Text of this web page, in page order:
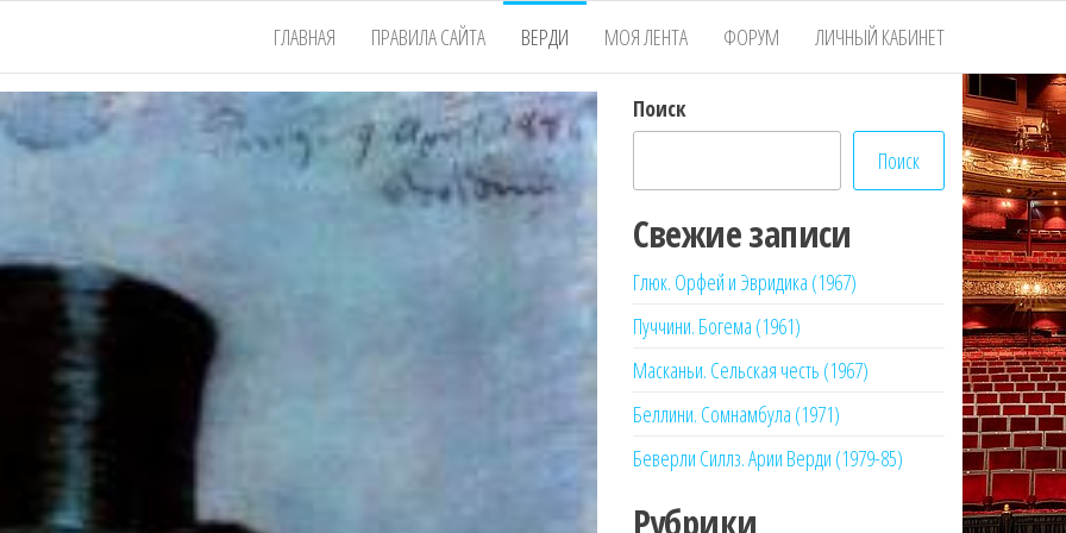
ГЛАВНАЯ ПРАВИЛА САЙТА ВЕРДИ МОЯ ЛЕНТА ФОРУМ ЛИЧНЫЙ КАБИНЕТ
Поиск
Поиск
Свежие записи
Глюк. Орфей и Эвридика (1967)
Пуччини. Богема (1961)
Масканьи. Сельская честь (1967)
Беллини. Сомнамбула (1971)
Беверли Силлз. Арии Верди (1979-85)
Рубрики